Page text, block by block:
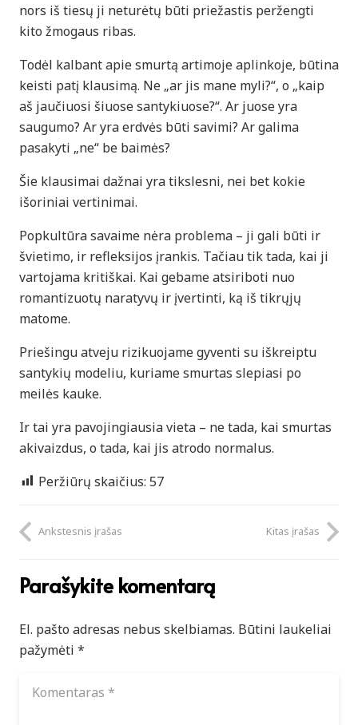
nors iš tiesų ji neturėtų būti priežastis peržengti
kito žmogaus ribas.
Todėl kalbant apie smurtą artimoje aplinkoje, būtina
keisti patį klausimą. Ne „ar jis mane myli?“, o „kaip
aš jaučiuosi šiuose santykiuose?“. Ar juose yra
saugumo? Ar yra erdvės būti savimi? Ar galima
pasakyti „ne“ be baimės?
Šie klausimai dažnai yra tikslesni, nei bet kokie
išoriniai vertinimai.
Popkultūra savaime nėra problema – ji gali būti ir
švietimo, ir refleksijos įrankis. Tačiau tik tada, kai ji
vartojama kritiškai. Kai gebame atsiriboti nuo
romantizuotų naratyvų ir įvertinti, ką iš tikrųjų
matome.
Priešingu atveju rizikuojame gyventi su iškreiptu
santykių modeliu, kuriame smurtas slepiasi po
meilės kauke.
Ir tai yra pavojingiausia vieta – ne tada, kai smurtas
akivaizdus, o tada, kai jis atrodo normalus.
Peržiūrų skaičius: 57
Ankstesnis įrašas Kitas įrašas
Parašykite komentarą
El. pašto adresas nebus skelbiamas. Būtini laukeliai
pažymėti *